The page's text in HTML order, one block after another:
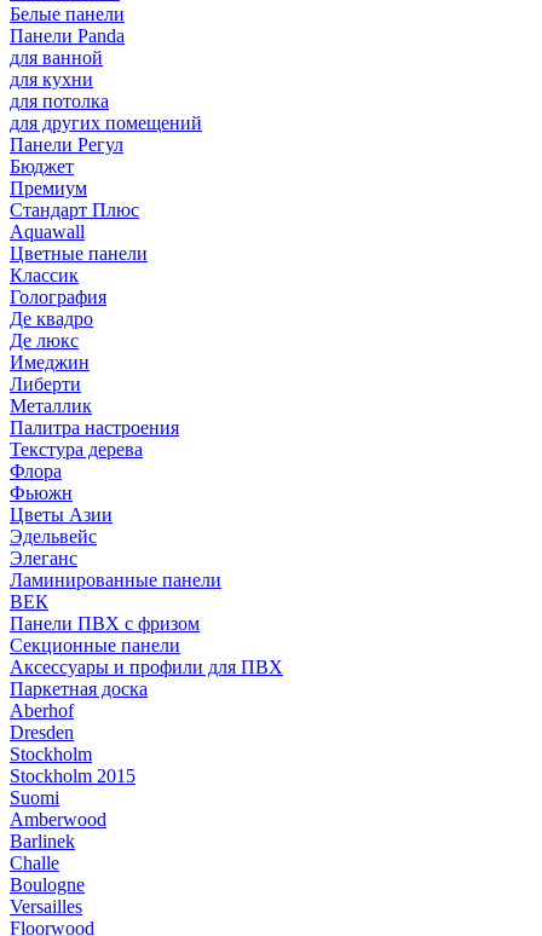
Белые панели
Панели Panda
для ванной
для кухни
для потолка
для других помещений
Панели Регул
Бюджет
Премиум
Стандарт Плюс
Aquawall
Цветные панели
Классик
Голография
Де квадро
Де люкс
Имеджин
Либерти
Металлик
Палитра настроения
Текстура дерева
Флора
Фьюжн
Цветы Азии
Эдельвейс
Элеганс
Ламинированные панели
ВЕК
Панели ПВХ с фризом
Секционные панели
Аксессуары и профили для ПВХ
Паркетная доска
Aberhof
Dresden
Stockholm
Stockholm 2015
Suomi
Amberwood
Barlinek
Challe
Boulogne
Versailles
Floorwood